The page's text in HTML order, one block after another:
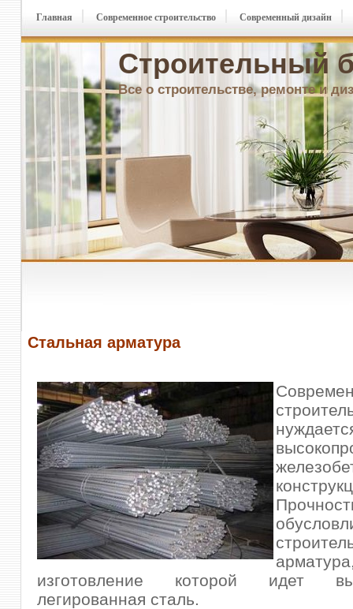
Строительный
Все о строительстве, ремонте и
Главная Современное строительство Современный дизайн
Стальная арматура
изготовление которой идет
легированная сталь.